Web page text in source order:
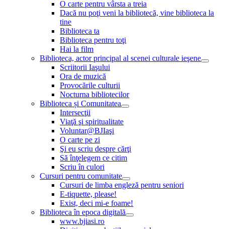
O carte pentru vârsta a treia
Dacă nu poţi veni la bibliotecă, vine biblioteca la
tine
Biblioteca ta
Biblioteca pentru toţi
Hai la film
Biblioteca, actor principal al scenei culturale ieşene
Scriitorii Iaşului
Ora de muzică
Provocările culturii
Nocturna bibliotecilor
Biblioteca și Comunitatea
Intersecţii
Viaţă şi spiritualitate
Voluntar@BJIaşi
O carte pe zi
Şi eu scriu despre cărţi
Să înţelegem ce citim
Scriu în culori
Cursuri pentru comunitate
Cursuri de limba engleză pentru seniori
E-tiquette, please!
Exist, deci mi-e foame!
Biblioteca în epoca digitală
www.bjiasi.ro